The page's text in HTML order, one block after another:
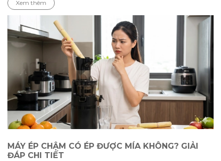
Xem thêm
MÁY ÉP CHẬM CÓ ÉP ĐƯỢC MÍA KHÔNG? GIẢI
ĐÁP CHI TIẾT